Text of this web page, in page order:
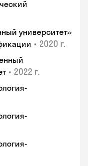
университет»
• 2020 г.
• 2022 г.